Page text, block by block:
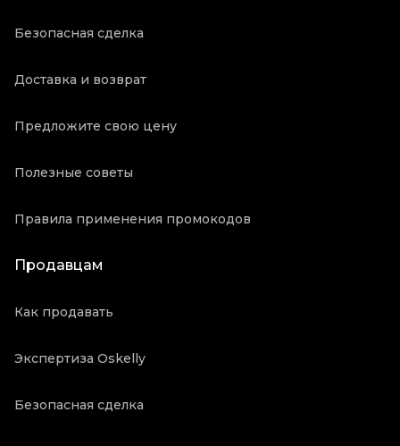
Безопасная сделка
Доставка и возврат
Предложите свою цену
Полезные советы
Правила применения промокодов
Продавцам
Как продавать
Экспертиза Oskelly
Безопасная сделка